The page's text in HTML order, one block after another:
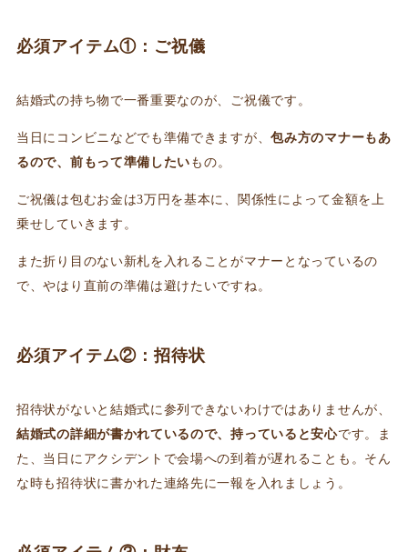
必須アイテム①：ご祝儀
結婚式の持ち物で一番重要なのが、ご祝儀です。
当日にコンビニなどでも準備できますが、包み方のマナーもあ
るので、前もって準備したい もの。
ご祝儀は包むお金は3万円を基本に、関係性によって金額を上
乗せしていきます。
また折り目のない新札を入れることがマナーとなっているの
で、やはり直前の準備は避けたいですね。
必須アイテム②：招待状
招待状がないと結婚式に参列できないわけではありませんが、
結婚式の詳細が書かれているので、持っていると安心です。ま
た、当日にアクシデントで会場への到着が遅れることも。そん
な時も招待状に書かれた連絡先に一報を入れましょう。